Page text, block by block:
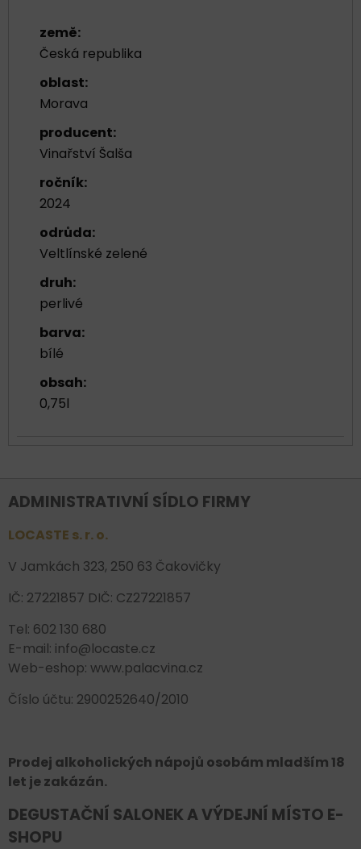
země:
Česká republika
oblast:
Morava
producent:
Vinařství Šalša
ročník:
2024
odrůda:
Veltlínské zelené
druh:
perlivé
barva:
bílé
obsah:
0,75l
ADMINISTRATIVNÍ SÍDLO FIRMY
LOCASTE s. r. o.
V Jamkách 323, 250 63 Čakovičky
IČ: 27221857 DIČ: CZ27221857
Tel: 602 130 680
E-mail: info@locaste.cz
Web-eshop: www.palacvina.cz
Číslo účtu: 2900252640/2010
Prodej alkoholických nápojů osobám mladším 18
let je zakázán.
DEGUSTAČNÍ SALONEK A VÝDEJNÍ MÍSTO E-
SHOPU